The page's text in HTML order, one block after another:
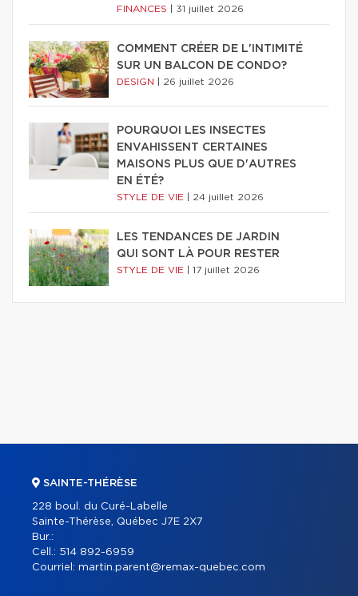
FINANCES 31 juillet 2026
COMMENT CRÉER DE L'INTIMITÉ
SUR UN BALCON DE CONDO?
DESIGN 26 juillet 2026
POURQUOI LES INSECTES
ENVAHISSENT CERTAINES
MAISONS PLUS QUE D'AUTRES
EN ÉTÉ?
STYLE DE VIE 24 juillet 2026
LES TENDANCES DE JARDIN
QUI SONT LÀ POUR RESTER
STYLE DE VIE 17 juillet 2026
SAINTE-THÉRÈSE
228 boul. du Curé-Labelle
Sainte-Thérèse, Québec J7E 2X7
Bur.:
Cell.: 514 892-6959
Courriel: martin.parent@remax-quebec.com